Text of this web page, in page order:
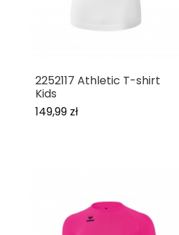
2252117 Athletic T-shirt
Kids
149,99 zł